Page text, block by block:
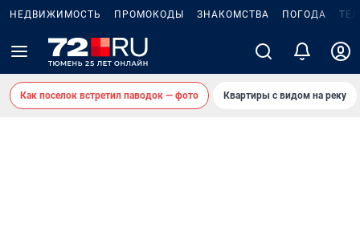
НЕДВИЖИМОСТЬ ПРОМОКОДЫ ЗНАКОМСТВА ПОГОДА
Как поселок встретил паводок — фото Квартиры с видом на реку